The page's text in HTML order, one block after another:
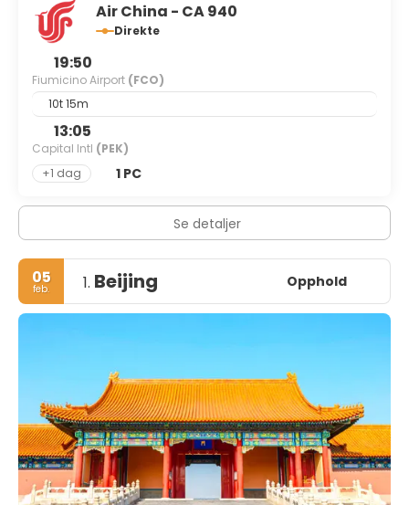
Air China - CA 940
Direkte
19:50
Fiumicino Airport (FCO)
10t 15m
13:05
Capital Intl (PEK)
+1 dag
1 PC
Se detaljer
05
feb. 1. Beijing Opphold